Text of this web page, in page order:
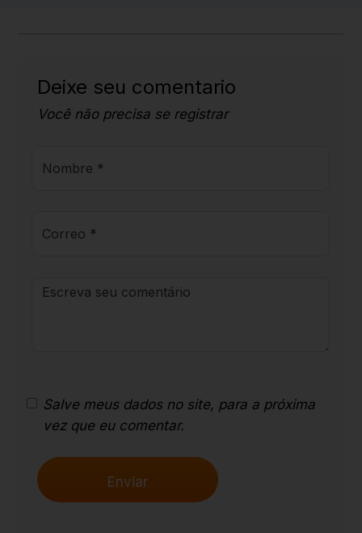
Deixe seu comentario
Você não precisa se registrar
Salve meus dados no site, para a próxima
vez que eu comentar.